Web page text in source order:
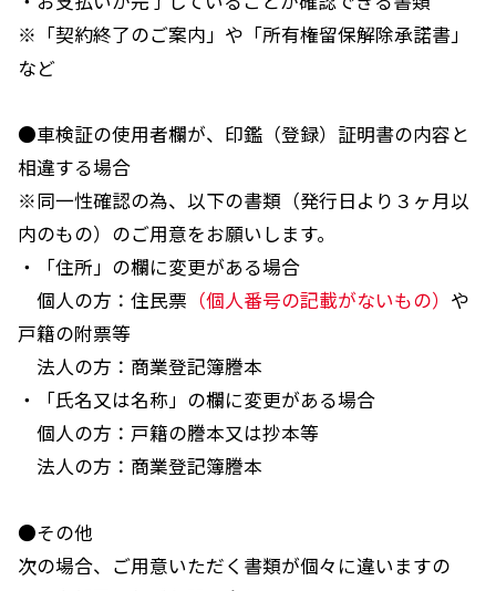
※「契約終了のご案内」や「所有権留保解除承諾書」
など
●車検証の使用者欄が、印鑑（登録）証明書の内容と
相違する場合
※同一性確認の為、以下の書類（発行日より３ヶ月以
内のもの）のご用意をお願いします。
・「住所」の欄に変更がある場合
個人の方：住民票 （個人番号の記載がないもの） や
戸籍の附票等
法人の方：商業登記簿謄本
・「氏名又は名称」の欄に変更がある場合
個人の方：戸籍の謄本又は抄本等
法人の方：商業登記簿謄本
●その他
次の場合、ご用意いただく書類が個々に違いますの